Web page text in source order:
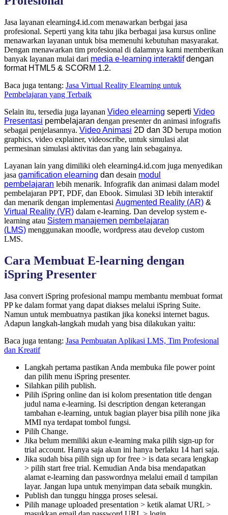
Jasa layanan elearning4.id.com menawarkan berbgai jasa
profesional. Seperti yang kita tahu jika berbagai jasa kursus online
menawarkan layanan untuk bisa memenuhi kebutuhan masyarakat.
Dengan menawarkan tim profesional di dalamnya kami memberikan
banyak layanan mulai dari media e-learning interaktifdengan
format HTML5 & SCORM 1.2.
Baca juga tentang: Jasa Virtual Reality Elearning untuk
Pembelajaran yang Terbaik
Selain itu, tersedia juga layanan Video elearning seperti Video
Presentasi pembelajaran dengan presenter dn animasi infografis
sebagai penjelasannya. Video Animasi 2D dan 3D berupa motion
graphics, video explainer, videoscribe, untuk simulasi alat
permesinan simulasi aktivitas dan yang lain sebagainya.
Layanan lain yang dimiliki oleh elearning4.id.com juga menyedikan
jasa gamification elearning dan desain modul
pembelajaran lebih menarik. Infografik dan animasi dalam model
pembelajaran PPT, PDF, dan Ebook. Simulasi 3D lebih interaktif
dan menarik dengan implementasi Augmented Reality (AR) &
Virtual Reality (VR) dalam e-learning. Dan develop system e-
learning atau Sistem manajemen pembelajaran
(LMS) menggunakan moodle, wordpress atau develop custom
LMS.
Cara Membuat E-learning dengan
iSpring Presenter
Jasa convert iSpring profesional mampu membantu membuat format
PP ke dalam format yang dapat diakses melalui iSpring Suite.
Namun untuk membuatnya pastikan jika koneksi internet bagus.
Adapun langkah-langkah mudah yang bisa dilakukan yaitu:
Baca juga tentang: Jasa Pembuatan Aplikasi LMS, Tim Profesional
dan Kreatif
Langkah pertama pastikan Anda membuka file power point
dan pilih menu iSpring presenter.
Silahkan pilih publish.
Pilih iSpring online dan isi kolom presentation title dengan
judul nama e-learning. Isi description dengan keterangan
tambahan e-learning, untuk bagian player bisa pilih none jika
MMI nya terdapat tombol fungsi.
Pilih Change.
Jika belum memiliki akun e-learning maka pilih sign-up for
trial account. Hanya saja akun ini hanya berlaku 14 hari saja.
Jika sudah bisa pilih sign up for free > is data secara lengkap
> pilih start free trial. Kemudian Anda bisa mendapatkan
alamat e-learning dan passwordnya melalui email d tampilan
layar. Jangan lupa untuk menyimpan data sebaik mungkin.
Publish dan tunggu hingga proses selesai.
Pilih manage uploaded presentation > ketik alamat URL >